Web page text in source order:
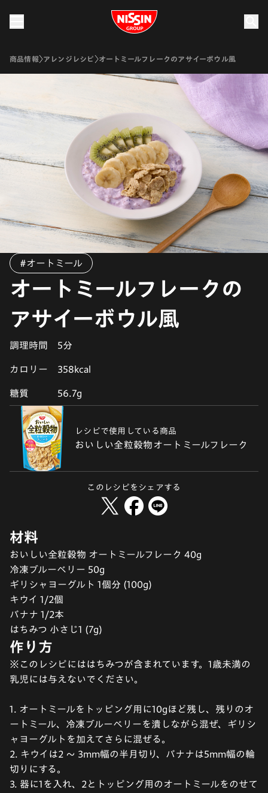
Nissin Group
商品情報 アレンジレシピ オートミールフレークのアサイーボウル風
#オートミール
オートミールフレークの
アサイーボウル風
調理時間 5分
カロリー 358kcal
糖質 56.7g
レシピで使用している商品
おいしい全粒穀物オートミールフレーク
このレシピをシェアする
材料
おいしい全粒穀物 オートミールフレーク 40g
冷凍ブルーベリー 50g
ギリシャヨーグルト 1個分 (100g)
キウイ 1/2個
バナナ 1/2本
はちみつ 小さじ1 (7g)
作り方
※このレシピにははちみつが含まれています。1歳未満の
乳児には与えないでください。
1. オートミールをトッピング用に10gほど残し、残りのオ
ートミール、冷凍ブルーベリーを潰しながら混ぜ、ギリシ
ャヨーグルトを加えてさらに混ぜる。
2. キウイは2 〜 3mm幅の半月切り、バナナは5mm幅の輪
切りにする。
3. 器に1を入れ、2とトッピング用のオートミールをのせて